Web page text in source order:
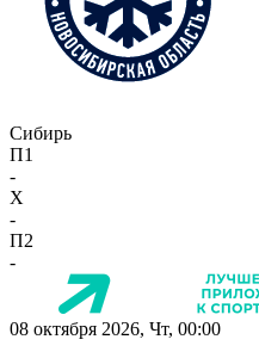
Сибирь
П1
-
X
-
П2
-
08 октября 2026, Чт, 00:00